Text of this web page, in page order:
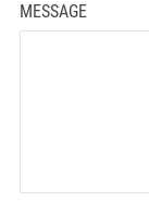
MESSAGE